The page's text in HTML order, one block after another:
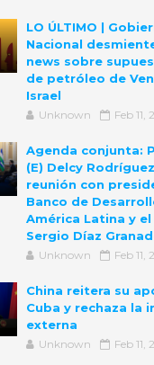
LO ÚLTIMO |
Nacional
news sobre
de petróleo de
Israel
Unknown Feb 11,
Agenda conjunta:
(E) Delcy
reunión con
Banco de
América Latina y el
Sergio Díaz
Unknown Feb 11,
China reitera su
Cuba y rechaza la
externa
Unknown Feb 11,